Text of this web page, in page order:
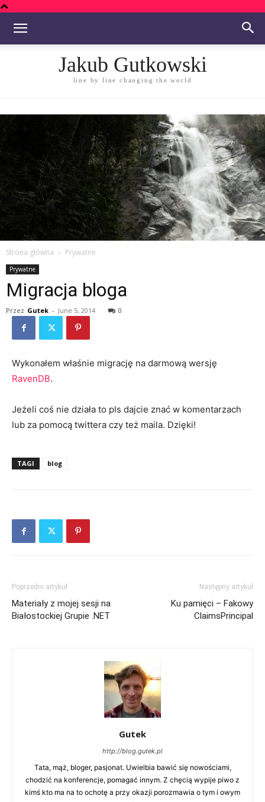
Jakub Gutkowski
line by line changing the world
Strona główna Prywatne
Prywatne
Migracja bloga
Przez Gutek - June 5, 2014 0
Wykonałem właśnie migrację na darmową wersję
RavenDB.
Jeżeli coś nie działa to pls dajcie znać w komentarzach
lub za pomocą twittera czy też maila. Dzięki!
TAGI blog
Poprzedni artykuł
Materiały z mojej sesji na
Białostockiej Grupie .NET
Następny artykuł
Ku pamięci – Fakowy
ClaimsPrincipal
Gutek
http://blog.gutek.pl
Tata, mąż, bloger, pasjonat. Uwielbia bawić się nowościami,
chodzić na konferencje, pomagać innym. Z chęcią wypije piwo z
kimś kto ma na to ochotę a przy okazji porozmawia o tym i owym